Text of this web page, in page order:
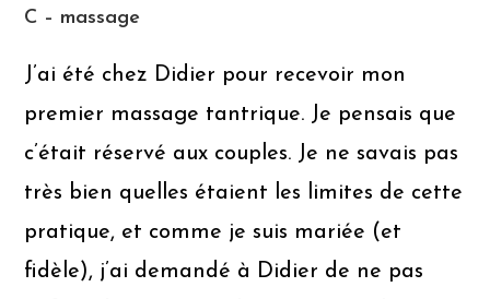
C – massage
J’ai été chez Didier pour recevoir mon
premier massage tantrique. Je pensais que
c’était réservé aux couples. Je ne savais pas
très bien quelles étaient les limites de cette
pratique, et comme je suis mariée (et
fidèle), j’ai demandé à Didier de ne pas